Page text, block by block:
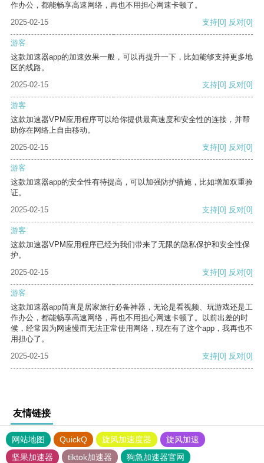
作办公，都能畅享高速网络，再也不用担心网速卡顿了。
2025-02-15
支持[0] 反对[0]
游客
这款加速器app的加速效果一般，可以再提升一下，比如能够支持更多地
区的线路。
2025-02-15
支持[0] 反对[0]
游客
这款加速器VPM应用程序可以给你提供最高速度和安全性的连接，并帮
助你在网络上自由移动。
2025-02-15
支持[0] 反对[0]
游客
这款加速器app的安全性有待提高，可以加强防护措施，比如增加双重验
证。
2025-02-15
支持[0] 反对[0]
游客
这款加速器VPM应用程序已经为我们带来了无限的隐私保护和安全性保
护。
2025-02-15
支持[0] 反对[0]
游客
这款加速器app简直是居家旅行必备神器，无论是看视频、玩游戏还是工
作办公，都能畅享高速网络，再也不用担心网速卡顿了。以前出差的时
候，经常因为网速慢而无法正常使用网络，现在有了这个app，我再也不
用担心了。
2025-02-15
支持[0] 反对[0]
友情链接
网站地图 QuickQ 旋风加速度器
旋风加速
坚果加速器
tiktok加速器
狗急加速器官网